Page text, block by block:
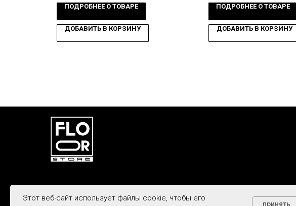
ПОДРОБНЕЕ О ТОВАРЕ
ДОБАВИТЬ В КОРЗИНУ
ПОДРОБНЕЕ О ТОВАРЕ
ДОБАВИТЬ В КОРЗИНУ
Этот веб-сайт использует файлы cookie, чтобы его
принять